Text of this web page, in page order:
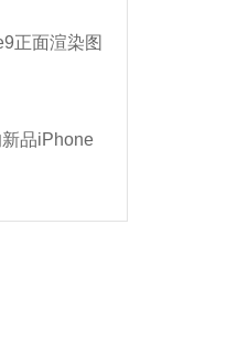
正面渲染图
品iPhone